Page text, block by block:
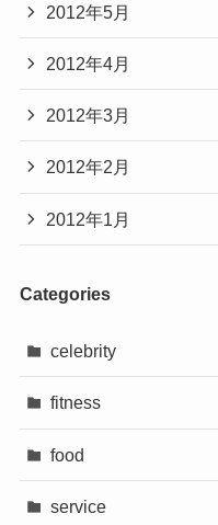
2012年5月
2012年4月
2012年3月
2012年2月
2012年1月
Categories
celebrity
fitness
food
service